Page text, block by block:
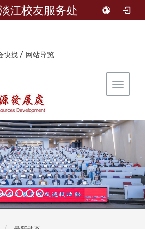
江校友服务处
快找 / 网站导览
Toggle